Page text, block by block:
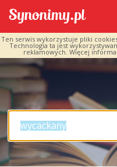
Ten serwis wykorzystuje pliki
Technologia ta jest
reklamowych. Więcej